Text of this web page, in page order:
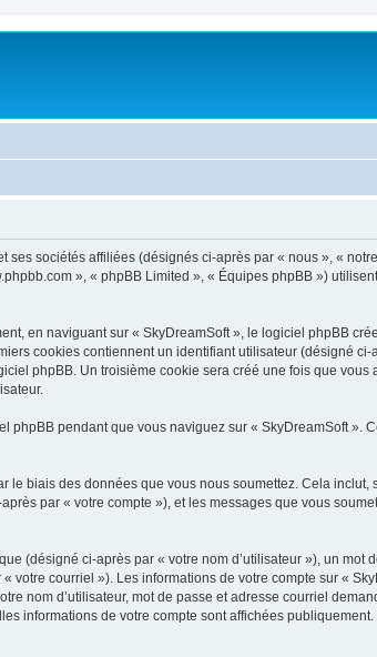
sociétés affiliées (désignés ci-après par « nous », «
», « phpBB Limited », « Équipes phpBB »)
en naviguant sur « SkyDreamSoft », le logiciel phpBB
cookies contiennent un identifiant utilisateur (désigné
phpBB. Un troisième cookie sera créé une fois que
phpBB pendant que vous naviguez sur « SkyDreamSoft ».
le biais des données que vous nous soumettez. Cela
par « votre compte »), et les messages que vous
(désigné ci-après par « votre nom d’utilisateur »), un
votre courriel »). Les informations de votre compte sur «
nom d’utilisateur, mot de passe et adresse courriel
informations de votre compte sont affichées